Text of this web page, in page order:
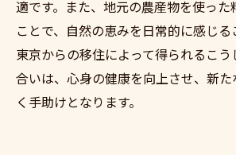
適です。また、地元の農産物を使った
ことで、自然の恵みを日常的に感じる
東京からの移住によって得られるこ
合いは、心身の健康を向上させ、新
く手助けとなります。